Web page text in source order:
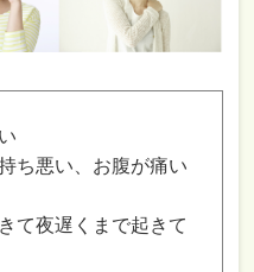
ち悪い、お腹が痛い
て夜遅くまで起きて